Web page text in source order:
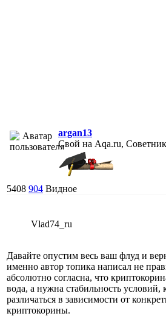
argan13
Свой на Aqa.ru, Советник
5408 904 Видное
Vlad74_ru
Давайте опустим весь ваш флуд и
именно автор топика написал не
абсолютно согласна, что
вода, а нужна стабильность условий,
различаться в зависимости от
криптокорины.